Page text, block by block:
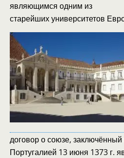
являющимся одним из
старейших университетов
договор о союзе,
Португалией 13 июня 1373 г.